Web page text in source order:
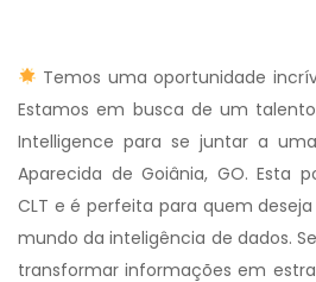
Temos uma oportunidade
Estamos em busca de um
Intelligence para se juntar a
Aparecida de Goiânia, GO. Esta
CLT e é perfeita para quem
mundo da inteligência de dados.
transformar informações em